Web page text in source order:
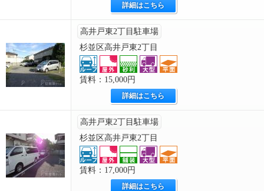
詳細はこちら
高井戸東2丁目駐車場
杉並区高井戸東2丁目
賃料：15,000円
詳細はこちら
高井戸東2丁目駐車場
杉並区高井戸東2丁目
賃料：17,000円
詳細はこちら